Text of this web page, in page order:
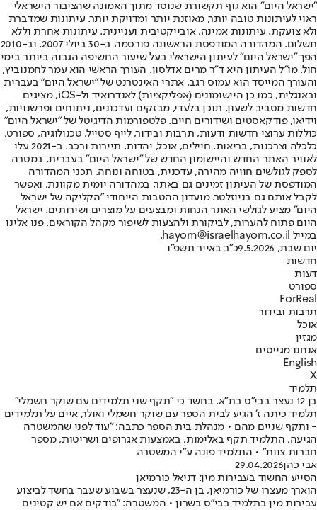
"ישראל היום" הוא גוף תקשורת שנוסד מתוך האמונה שהציבור הישראלי
ראוי לעיתונות טובה יותר, מאוזנת יותר ומדויקת יותר. עיתונות שמדברת
ולא צועקת. עיתונות אמינה, אובייקטיבית ועניינית. עיתונות אחרת וללא
תשלום. המהדורה המודפסת הראשונה פורסמה ב-30 ביולי 2007, וב-2010
הפך "ישראל היום" לעיתון הישראלי בעל שיעור החשיפה הגבוה ביותר בימי
חול. מו"ל העיתון היא ד"ר מרים אדלסון. העורך הראשי הוא עמר לחמנוביץ,
והעורך המייסד הוא עמוס רגב. אתרי האינטרנט של "ישראל היום" בעברית
ובאנגלית, כמו כן היישומונים (אפליקציות) לאנדרואיד ול-iOS, מציגים
חדשות מסביב לשעון, תוכן בלעדי, מבזקים ועדכונים, ניתוחים ופרשנויות,
וידיאו, פודקאסטים ושידורים חיים. פלטפורמות הדיגיטל של "ישראל היום"
כוללות ערוצי חדשות ודעות, תרבות ובידור, לייף סטייל, טכנולוגיה, ספורט,
כלכלה וצרכנות, בריאות, חיילים, אוכל, יהדות, תיירות ורכב. ב-2021 עלו
לאוויר האתר החדש והיישומון החדש של "ישראל היום" בעברית, במטרה
לספק לגולשים חוויה מהירה, עדכנית, בטוחה ונוחה. תכני המהדורה
המודפסת של העיתון זמינים גם באתר, במהדורה יומית מקוונת, ואפשר
לקבל אותם גם בניוזלטר. מועדון ההטבות הייחודי "הקליקה של ישראל
היום" מציע לגולשי האתר הנחות ומבצעים על מוצרים ושירותים. ישראל
היום פתוח להערות, לביקורת ולהצעות לשיפור מקהל הקוראים. פנו אלינו
במייל hayom@israelhayom.co.il.
יום שבת, 9.5.2026
כ"ב באייר תשפ"ו
חדשות
דעות
ספורט
ForReal
תרבות ובידור
אוכל
מגזין
אנחנו מגייסים
English
X
תלמיד
בן 12 נעצר בבי"ס בת"א, בחשד כי "תקף שני תלמידים עם שוקר חשמלי"
תלמיד כיתה ז' הגיע לבית הספר עם שוקר חשמלי ואולר, איים על תלמידים
- ותקף שניים מהם • מנהלת בית הספר כתבה: "עוד לפני שהמשטרה
הגיעה, התלמיד תקף באלימות, באמצעות אגרופים ושריטות, מספר
חברות צוות" • התלמיד פונה ע"י המשטרה
אבי כהן29.04.2026
הסייע החשוד בעבירות מין: דניאל כורמיאן
הוארך מעצרו של כורמיאן, בן ה-23, שנעצר בשבוע שעבר בחשד לביצוע
עבירות מין בתלמיד בבי"ס בשרון • המשטרה: "בודקים אם יש קטינים